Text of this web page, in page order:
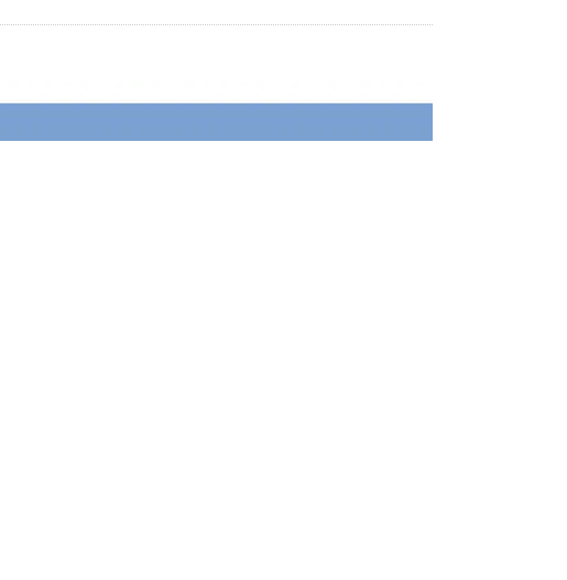
18日まで
GV2823-W・標準工事費（冷媒配管4ｍまで込）
「ロティプレートS」プレゼント！
E2011SAWL(K)マルチリモコンセットMFC-250V・標準工